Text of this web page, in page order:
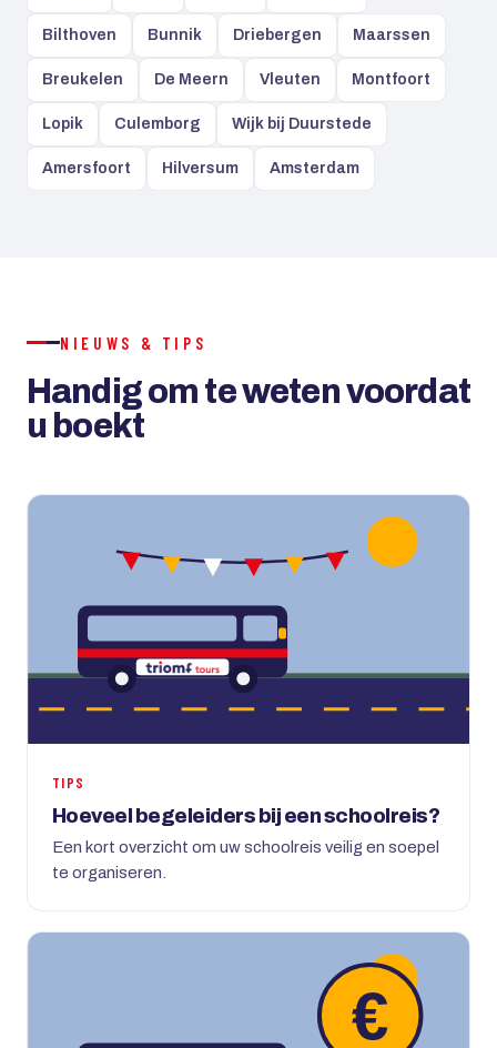
Bilthoven Bunnik Driebergen Maarssen
Breukelen De Meern Vleuten Montfoort
Lopik Culemborg Wijk bij Duurstede
Amersfoort Hilversum Amsterdam
NIEUWS & TIPS
Handig om te weten voordat
u boekt
TIPS
Hoeveel begeleiders bij een schoolreis?
Een kort overzicht om uw schoolreis veilig en soepel
te organiseren.